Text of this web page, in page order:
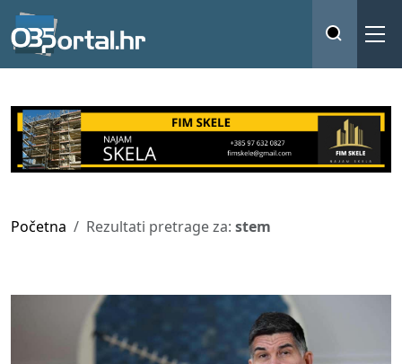
Početna Rezultati pretrage za: stem